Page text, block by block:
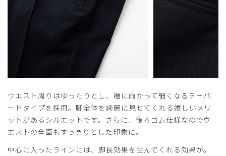
ウエスト周りはゆったりとし、裾に向かって細くなるテーパ
ードタイプを採用。脚全体を綺麗に見せてくれる嬉しいメリ
ットがあるシルエットです。さらに、後ろゴム仕様なのでウ
エストの全面もすっきりとした印象に。
中心に入ったラインには、脚長効果を生んでくれる効果が。